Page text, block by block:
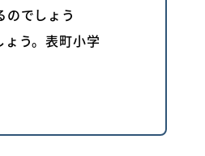
でしょう
う。表町小学